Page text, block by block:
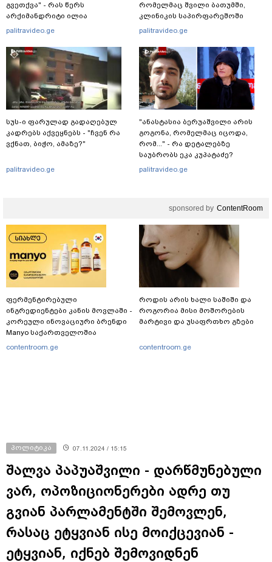
გვეთქვა" - რას წერს
არქიმანდრიტი ილია
თოლორაია სოციალურ
palitravideo.ge
სუს-ი ფარულად გადაღებულ
კადრებს აქვეყნებს - "ჩვენ რა
ვქნათ, ბიჭო, ამაზე?"
palitravideo.ge
რომელმაც შვილი ბათუმში,
კლინიკის საპირფარეშოში
გააჩინა, შემდეგ კი დაზიანებები
palitravideo.ge
"ანასტასია ბერუაშვილი არის
გოგონა, რომელმაც იცოდა,
რომ..." - რა დეტალებზე
საუბრობს ეკა კუპატაძე?
palitravideo.ge
sponsored by ContentRoom
ფერმენტირებული
ინგრედიენტები კანის მოვლაში -
კორეული ინოვაციური ბრენდი
Manyo საქართველოშია
contentroom.ge
როდის არის ხალი საშიში და
როგორია მისი მოშორების
მარტივი და უსაფრთხო გზები
contentroom.ge
პოლიტიკა 07.11.2024 / 15:15
შალვა პაპუაშვილი - დარწმუნებული
ვარ, ოპოზიციონერები ადრე თუ
გვიან პარლამენტში შემოვლენ,
რასაც ეტყვიან ისე მოიქცევიან -
ეტყვიან, იქნებ შემოვიდნენ